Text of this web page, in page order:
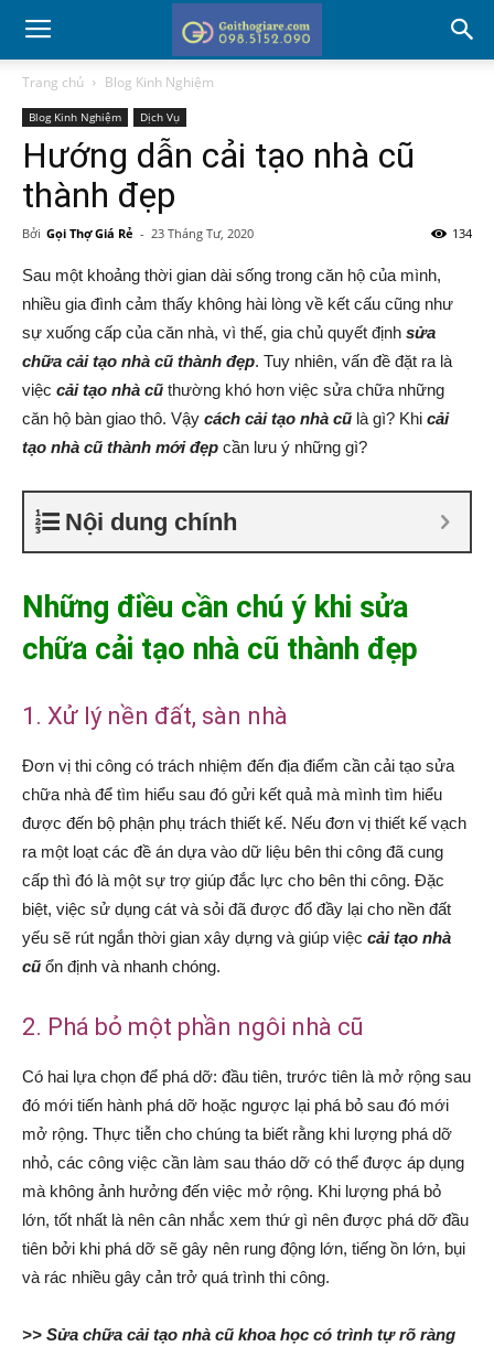
Trang chủ Blog Kinh Nghiệm
Blog Kinh Nghiệm Dịch Vụ
Hướng dẫn cải tạo nhà cũ
thành đẹp
Bởi Gọi Thợ Giá Rẻ - 23 Tháng Tư, 2020 134
Sau một khoảng thời gian dài sống trong căn hộ của mình,
nhiều gia đình cảm thấy không hài lòng về kết cấu cũng như
sự xuống cấp của căn nhà, vì thế, gia chủ quyết định sửa
chữa cải tạo nhà cũ thành đẹp. Tuy nhiên, vấn đề đặt ra là
việc cải tạo nhà cũ thường khó hơn việc sửa chữa những
căn hộ bàn giao thô. Vậy cách cải tạo nhà cũ là gì? Khi cải
tạo nhà cũ thành mới đẹp cần lưu ý những gì?
Nội dung chính
Những điều cần chú ý khi sửa
chữa cải tạo nhà cũ thành đẹp
1. Xử lý nền đất, sàn nhà
Đơn vị thi công có trách nhiệm đến địa điểm cần cải tạo sửa
chữa nhà để tìm hiểu sau đó gửi kết quả mà mình tìm hiểu
được đến bộ phận phụ trách thiết kế. Nếu đơn vị thiết kế vạch
ra một loạt các đề án dựa vào dữ liệu bên thi công đã cung
cấp thì đó là một sự trợ giúp đắc lực cho bên thi công. Đặc
biệt, việc sử dụng cát và sỏi đã được đổ đầy lại cho nền đất
yếu sẽ rút ngắn thời gian xây dựng và giúp việc cải tạo nhà
cũ ổn định và nhanh chóng.
2. Phá bỏ một phần ngôi nhà cũ
Có hai lựa chọn để phá dỡ: đầu tiên, trước tiên là mở rộng sau
đó mới tiến hành phá dỡ hoặc ngược lại phá bỏ sau đó mới
mở rộng. Thực tiễn cho chúng ta biết rằng khi lượng phá dỡ
nhỏ, các công việc cần làm sau tháo dỡ có thể được áp dụng
mà không ảnh hưởng đến việc mở rộng. Khi lượng phá bỏ
lớn, tốt nhất là nên cân nhắc xem thứ gì nên được phá dỡ đầu
tiên bởi khi phá dỡ sẽ gây nên rung động lớn, tiếng ồn lớn, bụi
và rác nhiều gây cản trở quá trình thi công.
>> Sửa chữa cải tạo nhà cũ khoa học có trình tự rõ ràng